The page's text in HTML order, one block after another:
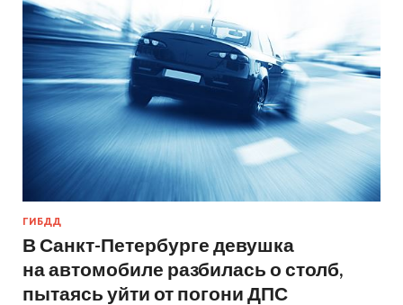
ГИБДД
В Санкт-Петербурге девушка
на автомобиле разбилась о столб,
пытаясь уйти от погони ДПС